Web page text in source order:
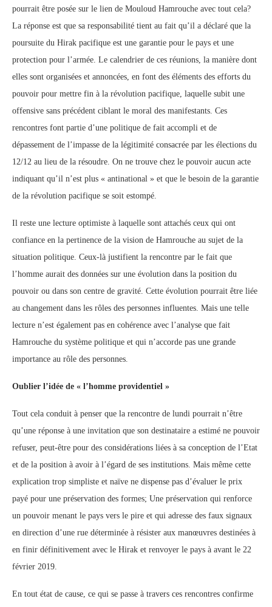
pourrait être posée sur le lien de Mouloud Hamrouche avec tout cela?
La réponse est que sa responsabilité tient au fait qu’il a déclaré que la
poursuite du Hirak pacifique est une garantie pour le pays et une
protection pour l’armée. Le calendrier de ces réunions, la manière dont
elles sont organisées et annoncées, en font des éléments des efforts du
pouvoir pour mettre fin à la révolution pacifique, laquelle subit une
offensive sans précédent ciblant le moral des manifestants. Ces
rencontres font partie d’une politique de fait accompli et de
dépassement de l’impasse de la légitimité consacrée par les élections du
12/12 au lieu de la résoudre. On ne trouve chez le pouvoir aucun acte
indiquant qu’il n’est plus « antinational » et que le besoin de la garantie
de la révolution pacifique se soit estompé.
Il reste une lecture optimiste à laquelle sont attachés ceux qui ont
confiance en la pertinence de la vision de Hamrouche au sujet de la
situation politique. Ceux-là justifient la rencontre par le fait que
l’homme aurait des données sur une évolution dans la position du
pouvoir ou dans son centre de gravité. Cette évolution pourrait être liée
au changement dans les rôles des personnes influentes. Mais une telle
lecture n’est également pas en cohérence avec l’analyse que fait
Hamrouche du système politique et qui n’accorde pas une grande
importance au rôle des personnes.
Oublier l’idée de « l’homme providentiel »
Tout cela conduit à penser que la rencontre de lundi pourrait n’être
qu’une réponse à une invitation que son destinataire a estimé ne pouvoir
refuser, peut-être pour des considérations liées à sa conception de l’Etat
et de la position à avoir à l’égard de ses institutions. Mais même cette
explication trop simpliste et naïve ne dispense pas d’évaluer le prix
payé pour une préservation des formes; Une préservation qui renforce
un pouvoir menant le pays vers le pire et qui adresse des faux signaux
en direction d’une rue déterminée à résister aux manœuvres destinées à
en finir définitivement avec le Hirak et renvoyer le pays à avant le 22
février 2019.
En tout état de cause, ce qui se passe à travers ces rencontres confirme